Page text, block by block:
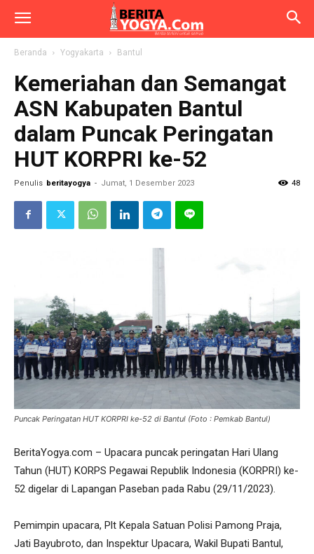
Beranda Yogyakarta Bantul
Kemeriahan dan Semangat
ASN Kabupaten Bantul
dalam Puncak Peringatan
HUT KORPRI ke-52
Penulis beritayogya - Jumat, 1 Desember 2023 48
Puncak Peringatan HUT KORPRI ke-52 di Bantul (Foto : Pemkab Bantul)
BeritaYogya.com – Upacara puncak peringatan Hari Ulang
Tahun (HUT) KORPS Pegawai Republik Indonesia (KORPRI) ke-
52 digelar di Lapangan Paseban pada Rabu (29/11/2023).
Pemimpin upacara, Plt Kepala Satuan Polisi Pamong Praja,
Jati Bayubroto, dan Inspektur Upacara, Wakil Bupati Bantul,